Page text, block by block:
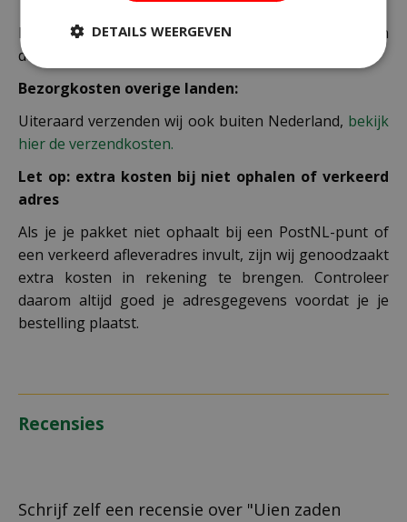
De juiste verzendkosten worden in de laatste stap van
de winkelwagen berekend.
Bezorgkosten overige landen:
Uiteraard verzenden wij ook buiten Nederland, bekijk
hier de verzendkosten.
Let op: extra kosten bij niet ophalen of verkeerd
adres
Als je je pakket niet ophaalt bij een PostNL-punt of
een verkeerd afleveradres invult, zijn wij genoodzaakt
extra kosten in rekening te brengen. Controleer
daarom altijd goed je adresgegevens voordat je je
bestelling plaatst.
Recensies
Schrijf zelf een recensie over "Uien zaden
DETAILS WEERGEVEN